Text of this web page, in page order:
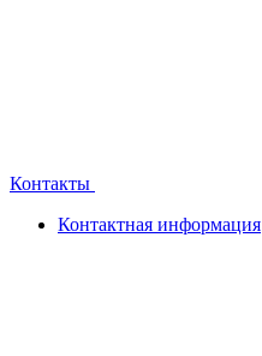
Контакты
Контактная информация